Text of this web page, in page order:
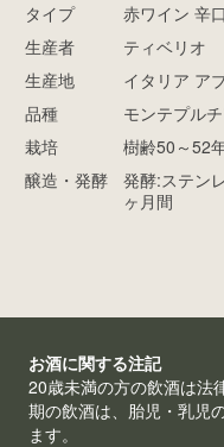
タイプ
赤ワイン 辛
生産者
ティベリオ
生産地
イタリア ア
品種
モンテプル
栽培
樹齢50～52
醸造・発酵
発酵:ステン
ヶ月間
お酒に関する注記
20歳未満の方の飲酒は法
期の飲酒は、胎児・乳児
ます。